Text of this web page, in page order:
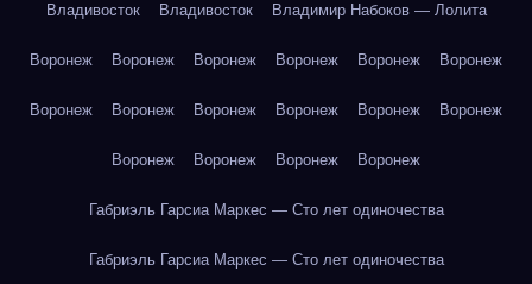
Владивосток Владивосток Владимир Набоков — Лолита
Воронеж Воронеж Воронеж Воронеж Воронеж Воронеж
Воронеж Воронеж Воронеж Воронеж Воронеж Воронеж
Воронеж Воронеж Воронеж Воронеж
Габриэль Гарсиа Маркес — Сто лет одиночества
Габриэль Гарсиа Маркес — Сто лет одиночества